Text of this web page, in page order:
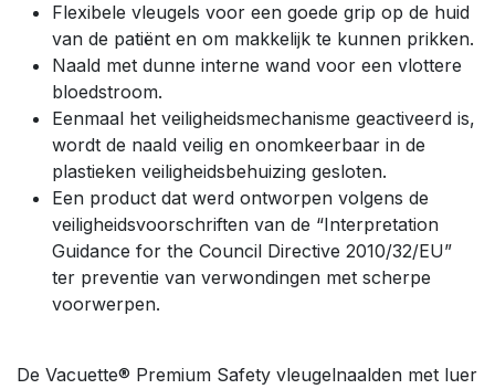
Flexibele vleugels voor een goede grip op de huid
van de patiënt en om makkelijk te kunnen prikken.
Naald met dunne interne wand voor een vlottere
bloedstroom.
Eenmaal het veiligheidsmechanisme geactiveerd is,
wordt de naald veilig en onomkeerbaar in de
plastieken veiligheidsbehuizing gesloten.
Een product dat werd ontworpen volgens de
veiligheidsvoorschriften van de “Interpretation
Guidance for the Council Directive 2010/32/EU”
ter preventie van verwondingen met scherpe
voorwerpen.
De Vacuette® Premium Safety vleugelnaalden met luer